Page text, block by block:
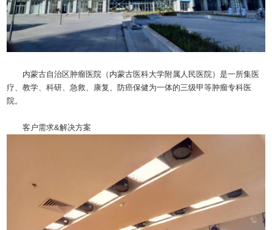
内蒙古自治区肿瘤医院（内蒙古医科大学附属人民医院）是一所集医
疗、教学、科研、急救、康复、防癌保健为一体的三级甲等肿瘤专科医
院。
客户需求&解决方案